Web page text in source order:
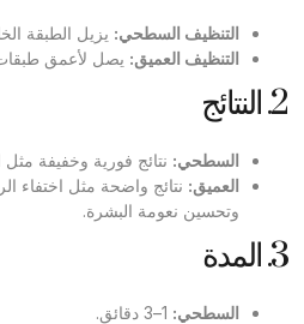
التنظيف السطحي: يزيل الطبقة
التنظيف العميق: يصل لأعمق طبقات
2. النتائج
السطحي: نتائج فورية وخفيفة مثل
العميق: نتائج واضحة مثل اختفاء
وتحسين نعومة البشرة.
3. المدة
السطحي: